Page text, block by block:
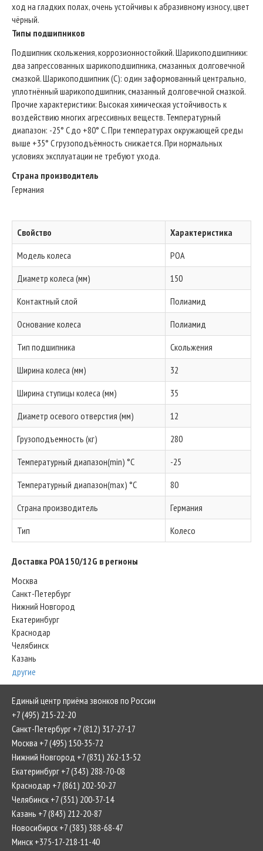
ход на гладких полах, очень устойчивы к абразивному износу, цвет
чёрный.
Типы подшипников
Подшипник скольжения, коррозионностойкий. Шарикоподшипники:
два запрессованных шарикоподшипника, смазанных долговечной
смазкой. Шарикоподшипник (C): один заформованный центрально,
уплотнённый шарикоподшипник, смазанный долговечной смазкой.
Прочие характеристики: Высокая химическая устойчивость к
воздействию многих агрессивных веществ. Температурный
диапазон: -25° C до +80° C. При температурах окружающей среды
выше +35° C грузоподъёмность снижается. При нормальных
условиях эксплуатации не требуют ухода.
Страна производитель
Германия
Свойство
Характеристика
Модель колеса
POA
Диаметр колеса (мм)
150
Контактный слой
Полиамид
Основание колеса
Полиамид
Тип подшипника
Скольжения
Ширина колеса (мм)
32
Ширина ступицы колеса (мм)
35
Диаметр осевого отверстия (мм)
12
Грузоподъемность (кг)
280
Температурный диапазон(min) °C
-25
Температурный диапазон(max) °C
80
Страна производитель
Германия
Тип
Колесо
Доставка POA 150/12G в регионы
Москва
Санкт-Петербург
Нижний Новгород
Екатеринбург
Краснодар
Челябинск
Казань
другие
Единый центр приёма звонков по России
+7 (495) 215-22-20
Санкт-Петербург +7 (812) 317-27-17
Москва +7 (495) 150-35-72
Нижний Новгород +7 (831) 262-13-52
Екатеринбург +7 (343) 288-70-08
Краснодар +7 (861) 202-50-27
Челябинск +7 (351) 200-37-14
Казань +7 (843) 212-20-87
Новосибирск +7 (383) 388-68-47
Минск +375-17-218-11-40